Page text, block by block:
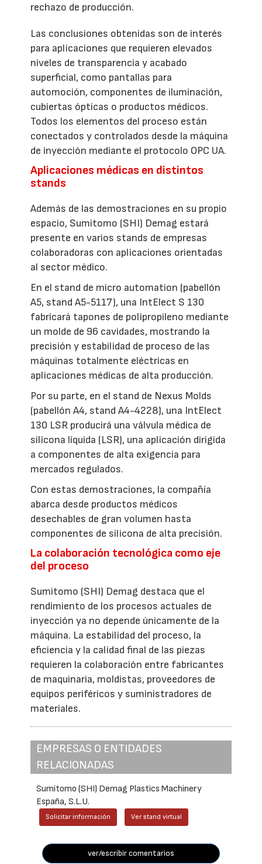
rechazo de producción.
Las conclusiones obtenidas son de interés
para aplicaciones que requieren elevados
niveles de transparencia y acabado
superficial, como pantallas para
automoción, componentes de iluminación,
cubiertas ópticas o productos médicos.
Todos los elementos del proceso están
conectados y controlados desde la máquina
de inyección mediante el protocolo OPC UA.
Aplicaciones médicas en distintos
stands
Además de las demostraciones en su propio
espacio, Sumitomo (SHI) Demag estará
presente en varios stands de empresas
colaboradoras con aplicaciones orientadas
al sector médico.
En el stand de micro automation (pabellón
A5, stand A5-5117), una IntElect S 130
fabricará tapones de polipropileno mediante
un molde de 96 cavidades, mostrando la
precisión y estabilidad de proceso de las
máquinas totalmente eléctricas en
aplicaciones médicas de alta producción.
Por su parte, en el stand de Nexus Molds
(pabellón A4, stand A4-4228), una IntElect
130 LSR producirá una válvula médica de
silicona líquida (LSR), una aplicación dirigida
a componentes de alta exigencia para
mercados regulados.
Con estas demostraciones, la compañía
abarca desde productos médicos
desechables de gran volumen hasta
componentes de silicona de alta precisión.
La colaboración tecnológica como eje
del proceso
Sumitomo (SHI) Demag destaca que el
rendimiento de los procesos actuales de
inyección ya no depende únicamente de la
máquina. La estabilidad del proceso, la
eficiencia y la calidad final de las piezas
requieren la colaboración entre fabricantes
de maquinaria, moldistas, proveedores de
equipos periféricos y suministradores de
materiales.
EMPRESAS O ENTIDADES
RELACIONADAS
Sumitomo (SHI) Demag Plastics Machinery
España, S.L.U.
Solicitar información Ver stand virtual
ver/escribir comentarios